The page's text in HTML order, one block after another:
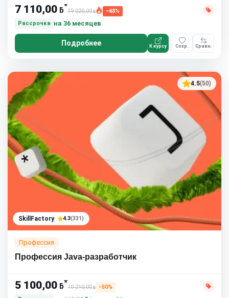
7 110,00 ƃ*
19 020,00ƃ
−63%
Рассрочка
на 36 месяцев
Подробнее К курсу Сохр. Сравн.
4.5(50)
SkillFactory 4.3(331)
Профессия
Профессия Java-разработчик
5 100,00 ƃ*
10 210,00ƃ
−50%